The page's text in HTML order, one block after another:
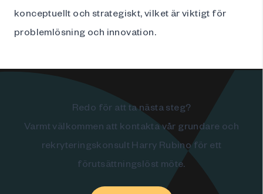
konceptuellt och strategiskt, vilket är viktigt för
problemlösning och innovation.
Redo för att ta nästa steg?
Varmt välkommen att kontakta vår grundare och
rekryteringskonsult Harry Rubino för ett
förutsättningslöst möte.